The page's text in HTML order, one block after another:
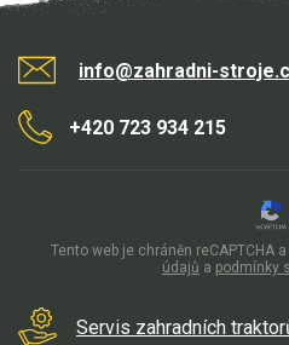
Kultivátory
Nůžky na živý plot
Elektrocentrály
Štěpkovače a drtiče
info@zahradni-
+420 723 934 215
Servis zahradních
Tento web je chráněn reCAPTCHA
údajů a podmínky